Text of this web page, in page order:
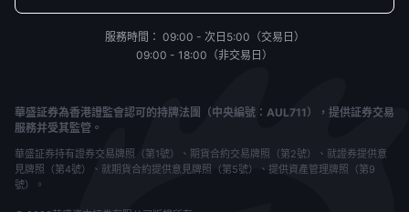
服務時間： 09:00 - 次日5:00（交易日）
09:00 - 18:00（非交易日）
華盛証券為香港證監會認可的持牌法團（中央編號：AUL711），提供証券交易
服務并受其監管。
華盛証券持有證券交易牌照（第1號）、期貨合約交易牌照（第2號）、就證券提供意
見牌照（第4號）、就期貨合約提供意見牌照（第5號）、提供資產管理牌照（第9
號）。